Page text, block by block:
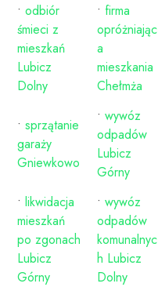
• odbiór
śmieci z
mieszkań
Lubicz
Dolny
• firma
opróżniając
a
mieszkania
Chełmża
• sprzątanie
garaży
Gniewkowo
• wywóz
odpadów
Lubicz
Górny
• likwidacja
mieszkań
po zgonach
Lubicz
Górny
• wywóz
odpadów
komunalnyc
h Lubicz
Dolny